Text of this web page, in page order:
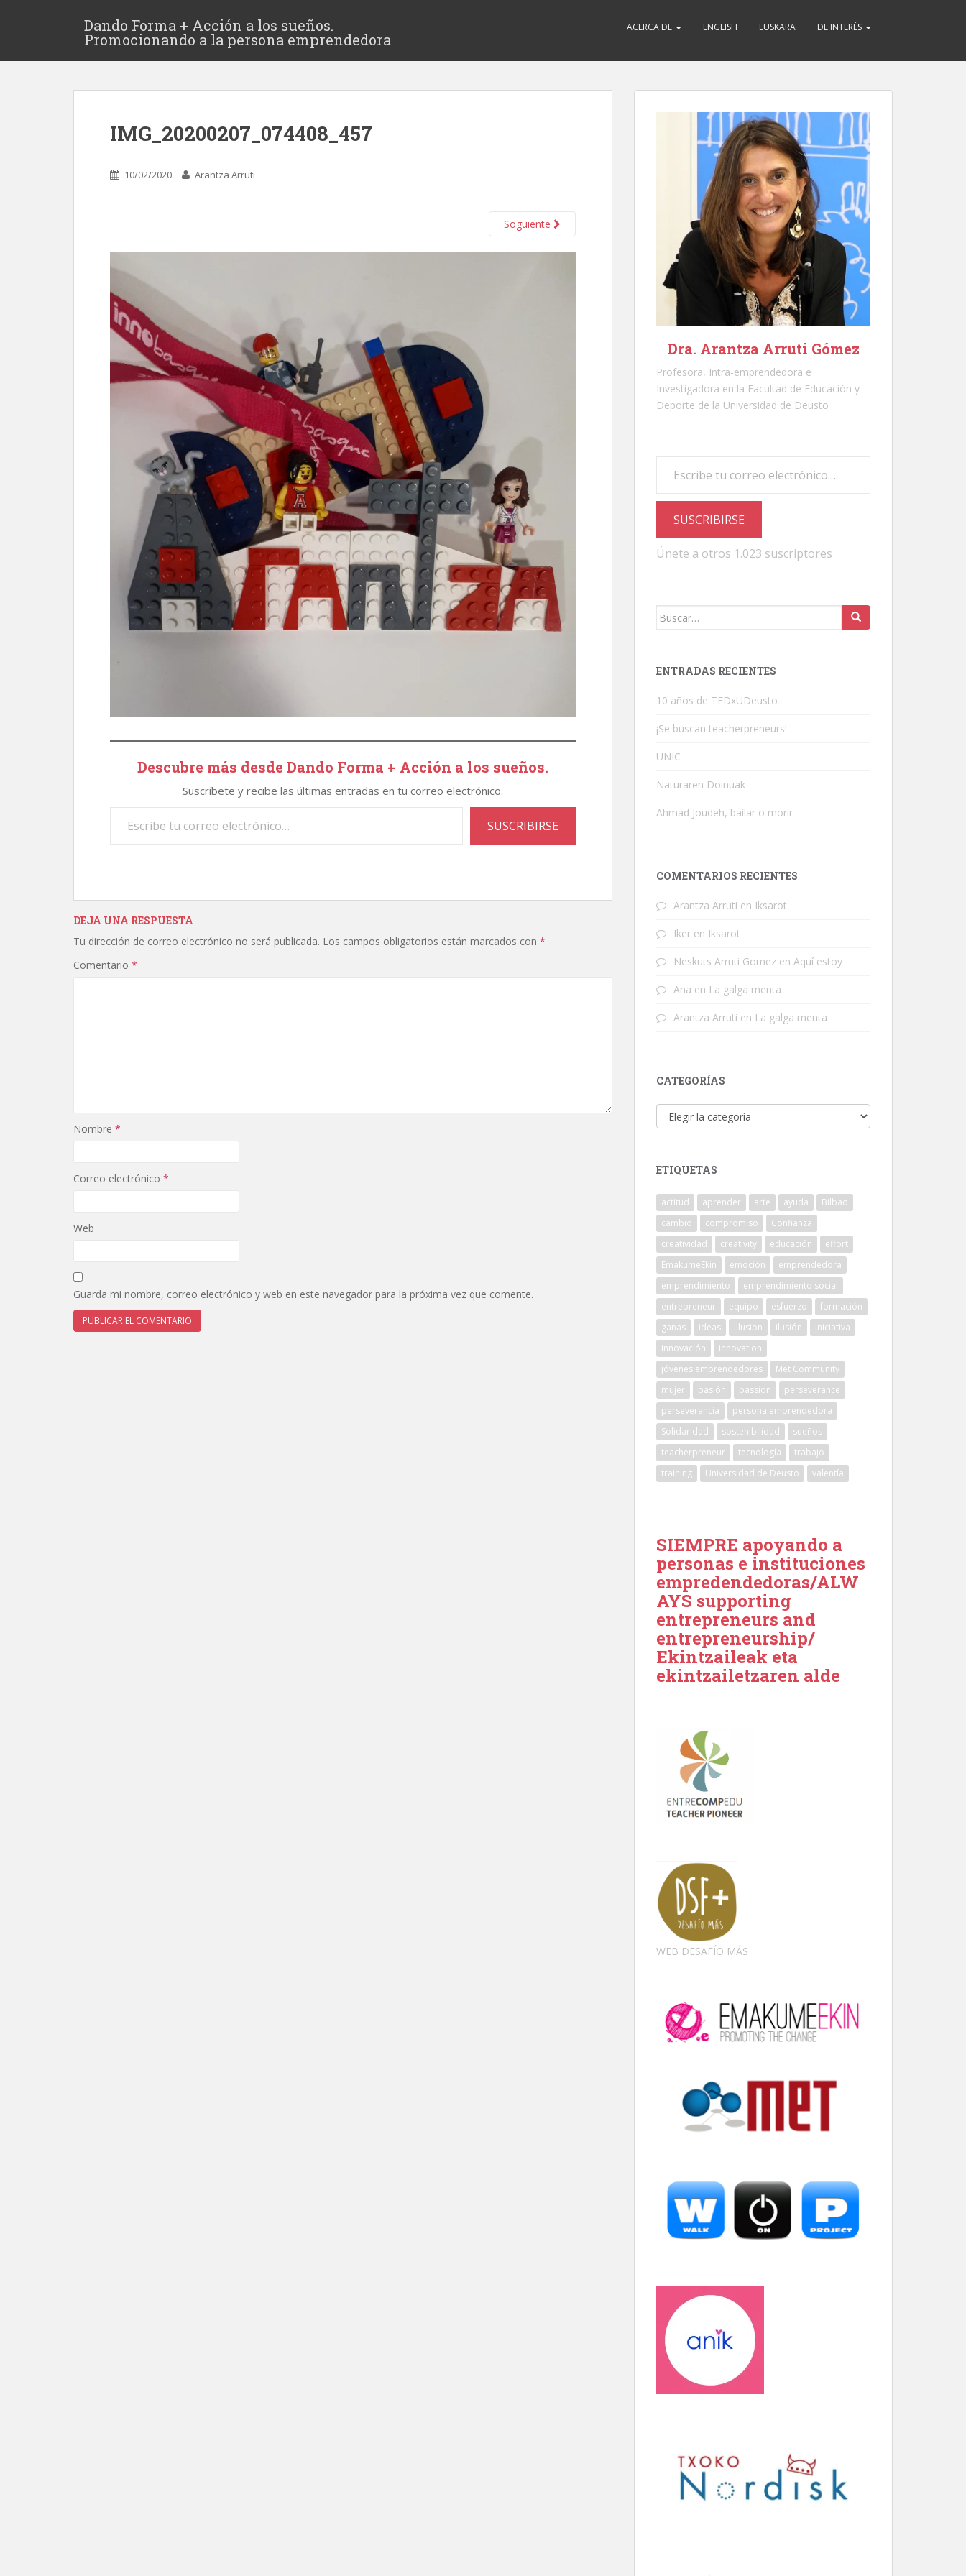
Dando Forma + Acción a los sueños.
Promocionando a la persona emprendedora
ACERCA DE ENGLISH EUSKARA DE INTERÉS
IMG_20200207_074408_457
10/02/2020 Arantza Arruti
Soguiente
Descubre más desde Dando Forma + Acción a los sueños.
Suscríbete y recibe las últimas entradas en tu correo electrónico.
SUSCRIBIRSE
DEJA UNA RESPUESTA
Tu dirección de correo electrónico no será publicada. Los campos obligatorios están marcados con *
Comentario *
Nombre *
Correo electrónico *
Web
Guarda mi nombre, correo electrónico y web en este navegador para la próxima vez que comente.
Dra. Arantza Arruti Gómez
Profesora, Intra-emprendedora e
Investigadora en la Facultad de Educación y
Deporte de la Universidad de Deusto
SUSCRIBIRSE
Únete a otros 1.023 suscriptores
Buscar:
ENTRADAS RECIENTES
10 años de TEDxUDeusto
¡Se buscan teacherpreneurs!
UNIC
Naturaren Doinuak
Ahmad Joudeh, bailar o morir
COMENTARIOS RECIENTES
Arantza Arruti en Iksarot
Iker en Iksarot
Neskuts Arruti Gomez en Aquí estoy
Ana en La galga menta
Arantza Arruti en La galga menta
CATEGORÍAS
Categorías
ETIQUETAS
actitud aprender arte ayuda
Bilbao
cambio
compromiso
Confianza
creatividad
creativity educación
effort
EmakumeEkin
emoción
emprendedora
emprendimiento
emprendimiento social
entrepreneur
equipo esfuerzo
formación
ganas
ideas illusion ilusión
iniciativa
innovación
innovation
jóvenes emprendedores
Met Community
mujer
pasión passion
perseverance
perseverancia
persona emprendedora
Solidaridad
sostenibilidad
sueños
teacherpreneur
tecnología
trabajo
training
Universidad de Deusto valentía
SIEMPRE apoyando a
personas e instituciones
empredendedoras/ALW
AYS supporting
entrepreneurs and
entrepreneurship/
Ekintzaileak eta
ekintzailetzaren alde
WEB DESAFÍO MÁS